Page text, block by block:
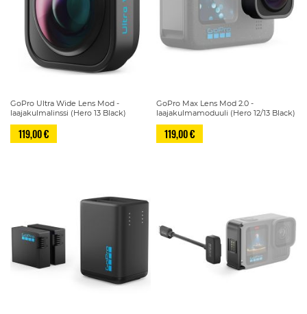
GoPro Ultra Wide Lens Mod -
laajakulmalinssi (Hero 13 Black)
119,00 €
GoPro Max Lens Mod 2.0 -
laajakulmamoduuli (Hero 12/13 Black)
119,00 €